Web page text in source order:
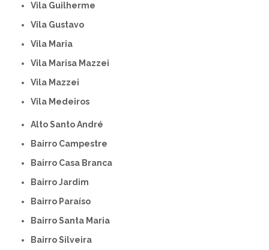
Vila Guilherme
Vila Gustavo
Vila Maria
Vila Marisa Mazzei
Vila Mazzei
Vila Medeiros
Alto Santo André
Bairro Campestre
Bairro Casa Branca
Bairro Jardim
Bairro Paraíso
Bairro Santa Maria
Bairro Silveira